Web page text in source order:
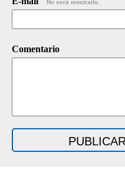
No será mostrado.
Comentario